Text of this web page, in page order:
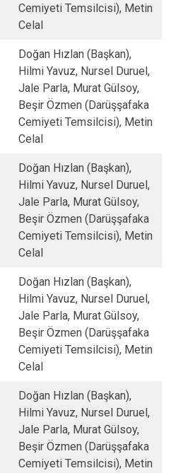
Cemiyeti Temsilcisi), Metin
Celal
Doğan Hızlan (Başkan),
Hilmi Yavuz, Nursel Duruel,
Jale Parla, Murat Gülsoy,
Beşir Özmen (Darüşşafaka
Cemiyeti Temsilcisi), Metin
Celal
Doğan Hızlan (Başkan),
Hilmi Yavuz, Nursel Duruel,
Jale Parla, Murat Gülsoy,
Beşir Özmen (Darüşşafaka
Cemiyeti Temsilcisi), Metin
Celal
Doğan Hızlan (Başkan),
Hilmi Yavuz, Nursel Duruel,
Jale Parla, Murat Gülsoy,
Beşir Özmen (Darüşşafaka
Cemiyeti Temsilcisi), Metin
Celal
Doğan Hızlan (Başkan),
Hilmi Yavuz, Nursel Duruel,
Jale Parla, Murat Gülsoy,
Beşir Özmen (Darüşşafaka
Cemiyeti Temsilcisi), Metin